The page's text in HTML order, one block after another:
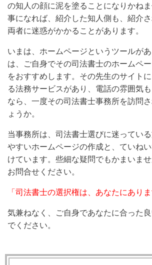
の知人の顔に泥を塗ることになりかね
事になれば、紹介した知人側も、紹介
両者に迷惑がかかることがあります。
いまは、ホームページというツールが
は、ご自身でその司法書士のホームペ
をおすすめします。その先生のサイト
る法務サービスがあり、電話の雰囲気
なら、一度その司法書士事務所を訪問
ょうか。
当事務所は、司法書士選びに迷ってい
やすいホームページの作成と、ていね
けています。些細な疑問でもかまいま
お問合せください。
「司法書士の選択権は、あなたにありま
気兼ねなく、ご自身であなたに合った
でください。